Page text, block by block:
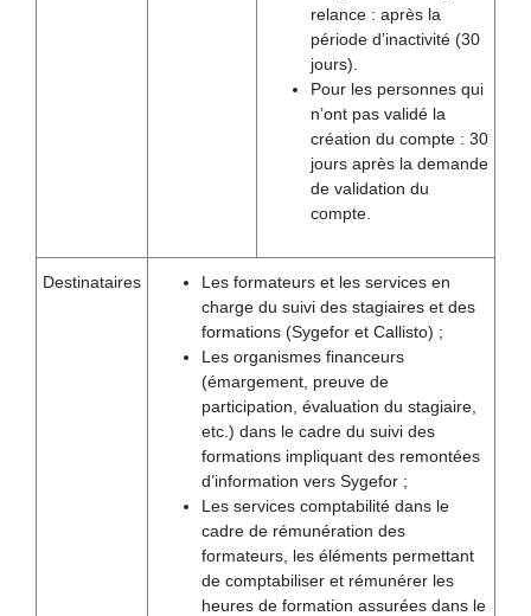
relance : après la
période d’inactivité (30
jours).
Pour les personnes qui
n’ont pas validé la
création du compte : 30
jours après la demande
de validation du
compte.
Destinataires
Les formateurs et les services en
charge du suivi des stagiaires et des
formations (Sygefor et Callisto) ;
Les organismes financeurs
(émargement, preuve de
participation, évaluation du stagiaire,
etc.) dans le cadre du suivi des
formations impliquant des remontées
d’information vers Sygefor ;
Les services comptabilité dans le
cadre de rémunération des
formateurs, les éléments permettant
de comptabiliser et rémunérer les
heures de formation assurées dans le